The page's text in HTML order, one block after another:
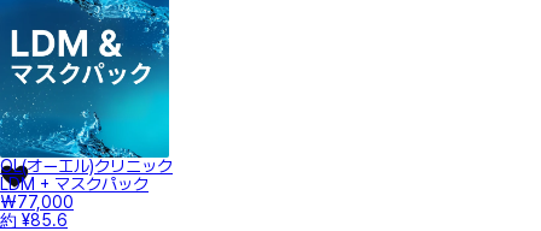
OL(オーエル)クリニック
LDM + マスクパック
₩77,000
約 ¥85.6